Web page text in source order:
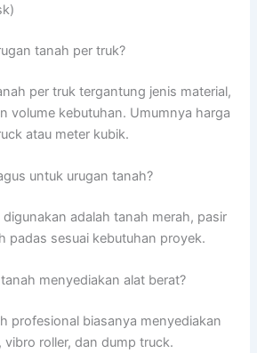
tanah per truk?
per truk tergantung jenis material,
volume kebutuhan. Umumnya harga
atau meter kubik.
untuk urugan tanah?
adalah tanah merah, pasir
padas sesuai kebutuhan proyek.
menyediakan alat berat?
profesional biasanya menyediakan
vibro roller, dan dump truck.